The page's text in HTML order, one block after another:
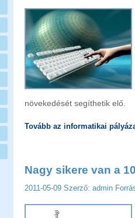
növekedését segíthetik elő.
Tovább az informatikai
Nagy sikere van a
2011-05-09 Szerző: admin